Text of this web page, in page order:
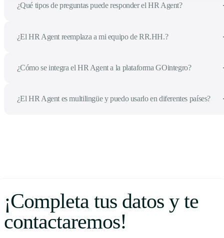
¿Qué tipos de preguntas puede responder el HR Agent?
¿El HR Agent reemplaza a mi equipo de RR.HH.?
¿Cómo se integra el HR Agent a la plataforma GOintegro?
¿El HR Agent es multilingüe y puedo usarlo en diferentes países?
¡Completa tus datos y te
contactaremos!